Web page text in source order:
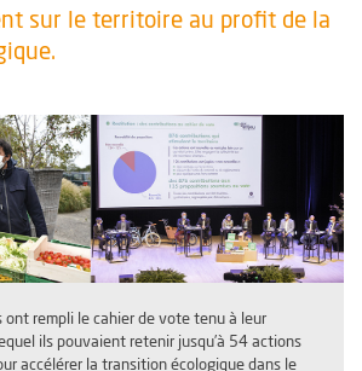
sur le territoire au profit de la
rempli le cahier de vote tenu à leur
ils pouvaient retenir jusqu’à 54 actions
accélérer la transition écologique dans le